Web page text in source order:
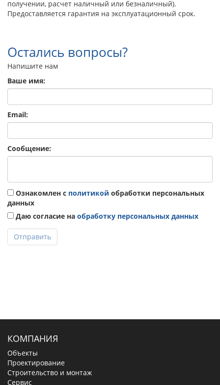
получении, расчет наличный или безналичный).
Предоставляется гарантия на эксплуатационный срок.
Остались вопросы?
Напишите нам
Ваше имя:
Email:
Сообщение:
Ознакомлен с политикой обработки персональных
данных
Даю согласие на обработку персональных данных
Отправить
КОМПАНИЯ
Объекты
Проектирование
Строительство и монтаж
Сервис